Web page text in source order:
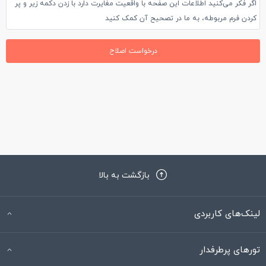
خوب است.
اگر فکر می‌کنید اطلاعات این صفحه با واقعیت مغایرت دارد با زدن دکمه زیر و پر
کردن فرم مربوطه، به ما در تصحیح آن کمک کنید
درخواست اصلاح
بازگشت به بالا
لینک‌های کاربردی
تورهای پرطرفدار